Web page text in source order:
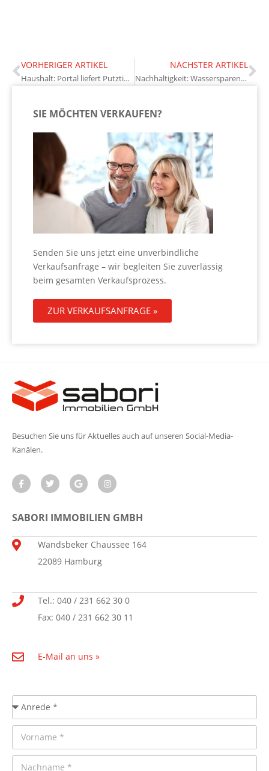
VORHERIGER ARTIKEL
Haushalt: Portal liefert Putztipps
NÄCHSTER ARTIKEL
Nachhaltigkeit: Wassersparen beginnt bei der Hausplanung
SIE MÖCHTEN VERKAUFEN?
Senden Sie uns jetzt eine unverbindliche
Verkaufsanfrage – wir begleiten Sie zuverlässig
beim gesamten Verkaufsprozess.
ZUR VERKAUFSANFRAGE »
Besuchen Sie uns für Aktuelles auch auf unseren Social-Media-
Kanälen.
SABORI IMMOBILIEN GMBH
Wandsbeker Chaussee 164
22089 Hamburg
Tel.: 040 / 231 662 30 0
Fax: 040 / 231 662 30 11
E-Mail an uns »